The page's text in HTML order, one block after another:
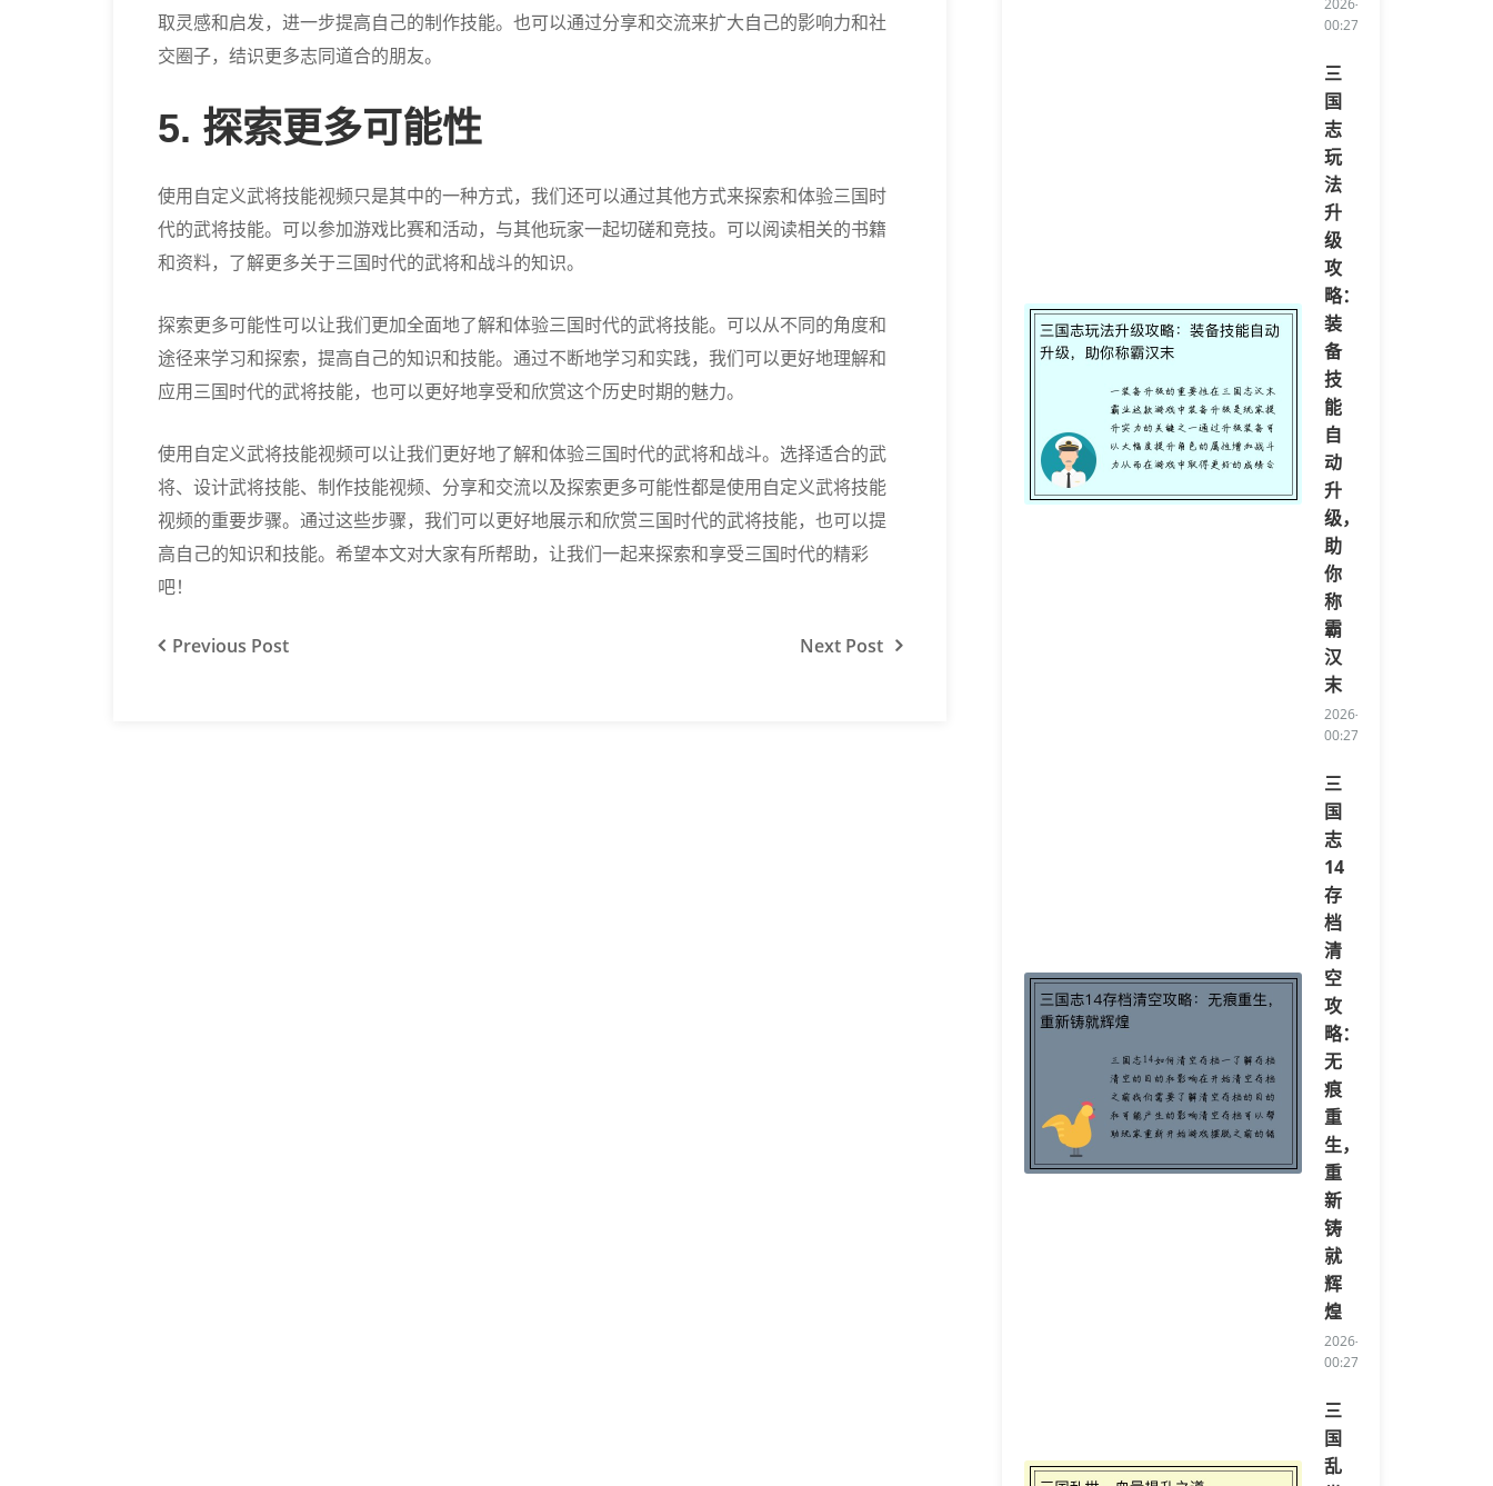
取灵感和启发，进一步提高自己的制作技能。也可以通过分享和交流来扩大自己的影响力和社
交圈子，结识更多志同道合的朋友。
5. 探索更多可能性
使用自定义武将技能视频只是其中的一种方式，我们还可以通过其他方式来探索和体验三国时
代的武将技能。可以参加游戏比赛和活动，与其他玩家一起切磋和竞技。可以阅读相关的书籍
和资料，了解更多关于三国时代的武将和战斗的知识。
探索更多可能性可以让我们更加全面地了解和体验三国时代的武将技能。可以从不同的角度和
途径来学习和探索，提高自己的知识和技能。通过不断地学习和实践，我们可以更好地理解和
应用三国时代的武将技能，也可以更好地享受和欣赏这个历史时期的魅力。
使用自定义武将技能视频可以让我们更好地了解和体验三国时代的武将和战斗。选择适合的武
将、设计武将技能、制作技能视频、分享和交流以及探索更多可能性都是使用自定义武将技能
视频的重要步骤。通过这些步骤，我们可以更好地展示和欣赏三国时代的武将技能，也可以提
高自己的知识和技能。希望本文对大家有所帮助，让我们一起来探索和享受三国时代的精彩
吧！
Previous Post Next Post
2026-04-15
00:27:08/li>
三
国
志
玩
法
升
级
攻
略：
装
备
技
能
自
动
升
级，
助
你
称
霸
汉
末
2026-04-14
00:27:06/li>
三
国
志
14
存
档
清
空
攻
略：
无
痕
重
生，
重
新
铸
就
辉
煌
2026-04-13
00:27:21/li>
三
国
乱